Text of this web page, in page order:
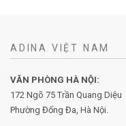
ADINA VIỆT NAM
VĂN PHÒNG HÀ NỘI:
172 Ngõ 75 Trần Quang Diệu
Phường Đống Đa, Hà Nội.